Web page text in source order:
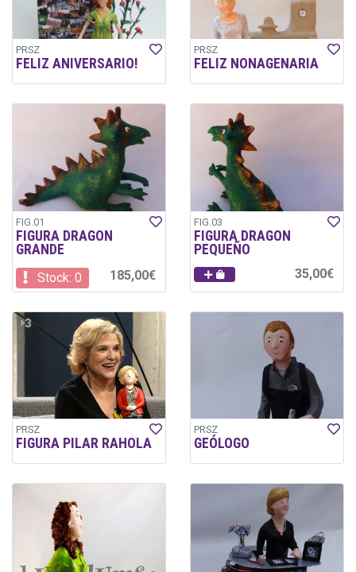
PRSZ
FELIZ ANIVERSARIO!
PRSZ
FELIZ NONAGENARIA
FIG.01
FIGURA DRAGON
GRANDE
Stock: 0 185,00€
FIG.03
FIGURA DRAGON
PEQUEÑO
35,00€
PRSZ
FIGURA PILAR RAHOLA
PRSZ
GEÓLOGO